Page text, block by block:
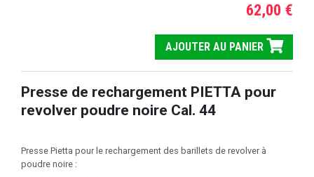
62,00 €
AJOUTER AU PANIER
Presse de rechargement PIETTA pour
revolver poudre noire Cal. 44
Presse Pietta pour le rechargement des barillets de revolver à
poudre noire :